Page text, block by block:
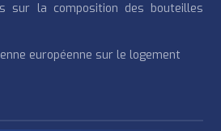
sur la composition des bouteilles
européenne sur le logement